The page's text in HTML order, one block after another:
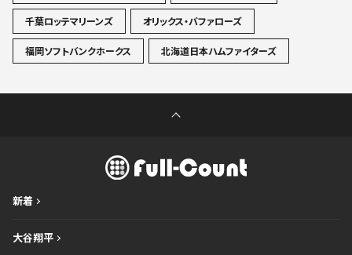
千葉ロッテマリーンズ オリックス・バファローズ
福岡ソフトバンクホークス 北海道日本ハムファイターズ
新着
大谷翔平